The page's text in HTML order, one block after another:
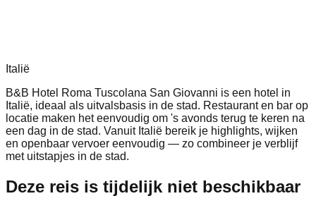
Italië
B&B Hotel Roma Tuscolana San Giovanni is een hotel in
Italië, ideaal als uitvalsbasis in de stad. Restaurant en bar op
locatie maken het eenvoudig om 's avonds terug te keren na
een dag in de stad. Vanuit Italië bereik je highlights, wijken
en openbaar vervoer eenvoudig — zo combineer je verblijf
met uitstapjes in de stad.
Deze reis is tijdelijk niet beschikbaar